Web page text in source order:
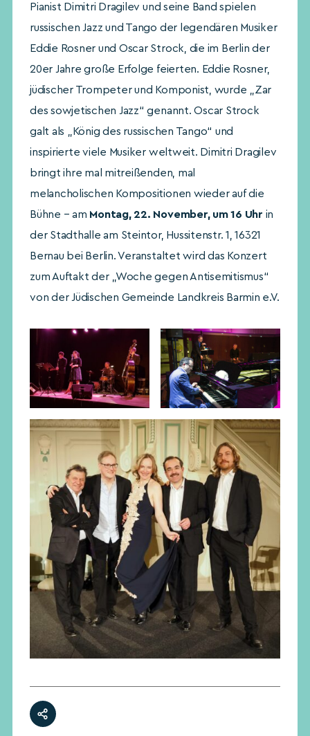
Pianist Dimitri Dragilev und seine Band spielen
russischen Jazz und Tango der legendären Musiker
Eddie Rosner und Oscar Strock, die im Berlin der
20er Jahre große Erfolge feierten. Eddie Rosner,
jüdischer Trompeter und Komponist, wurde „Zar
des sowjetischen Jazz“ genannt. Oscar Strock
galt als „König des russischen Tango“ und
inspirierte viele Musiker weltweit. Dimitri Dragilev
bringt ihre mal mitreißenden, mal
melancholischen Kompositionen wieder auf die
Bühne – am Montag, 22. November, um 16 Uhr in
der Stadthalle am Steintor, Hussitenstr. 1, 16321
Bernau bei Berlin. Veranstaltet wird das Konzert
zum Auftakt der „Woche gegen Antisemitismus“
von der Jüdischen Gemeinde Landkreis Barmin e.V.